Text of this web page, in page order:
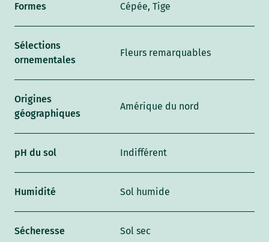
Formes Cépée, Tige
Sélections
ornementales
Fleurs remarquables
Origines
géographiques
Amérique du nord
pH du sol Indifférent
Humidité Sol humide
Sécheresse Sol sec